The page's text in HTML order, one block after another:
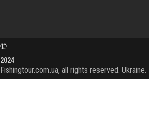
2024
Fishingtour.com.ua, all rights reserved. Ukraine.